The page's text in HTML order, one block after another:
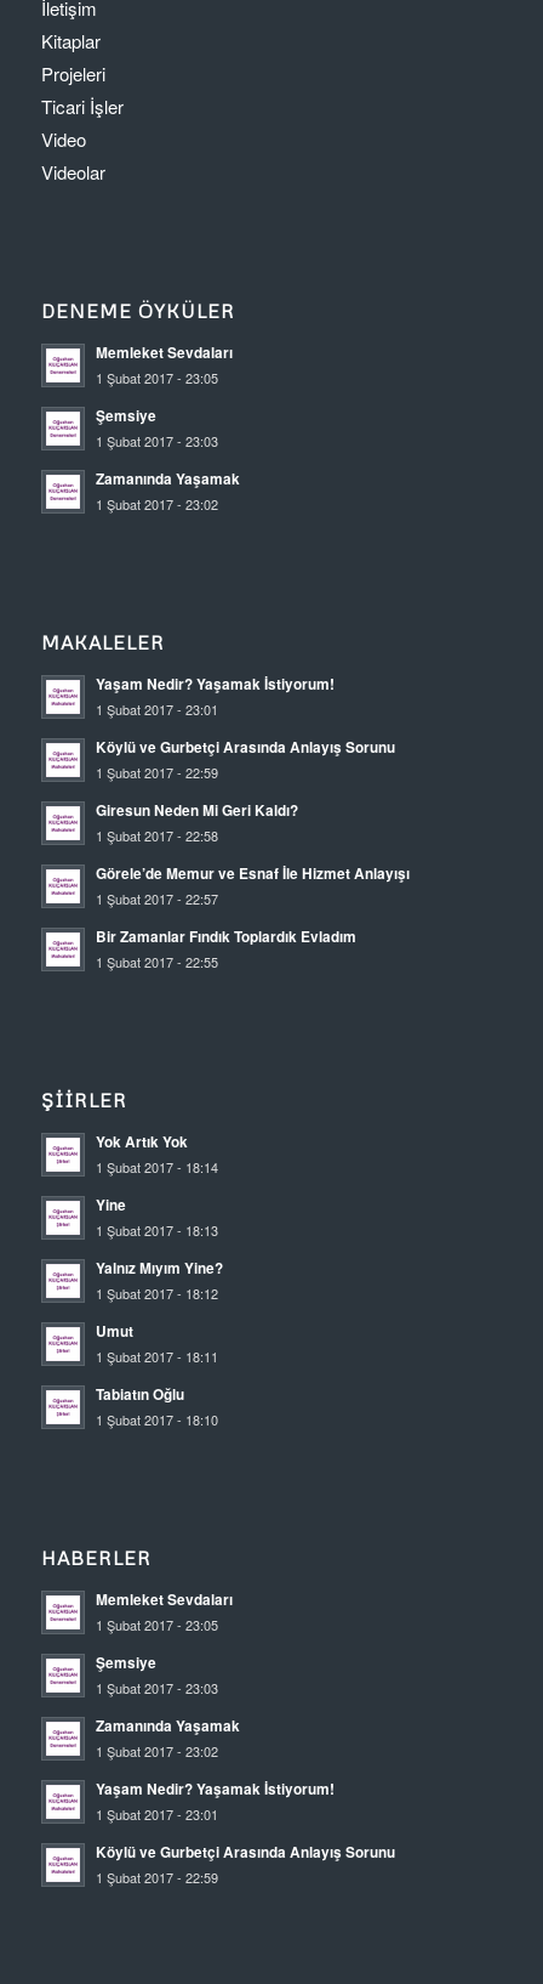
İletişim
Kitaplar
Projeleri
Ticari İşler
Video
Videolar
DENEME ÖYKÜLER
Memleket Sevdaları
1 Şubat 2017 - 23:05
Şemsiye
1 Şubat 2017 - 23:03
Zamanında Yaşamak
1 Şubat 2017 - 23:02
MAKALELER
Yaşam Nedir? Yaşamak İstiyorum!
1 Şubat 2017 - 23:01
Köylü ve Gurbetçi Arasında Anlayış Sorunu
1 Şubat 2017 - 22:59
Giresun Neden Mi Geri Kaldı?
1 Şubat 2017 - 22:58
Görele’de Memur ve Esnaf İle Hizmet Anlayışı
1 Şubat 2017 - 22:57
Bir Zamanlar Fındık Toplardık Evladım
1 Şubat 2017 - 22:55
ŞIIRLER
Yok Artık Yok
1 Şubat 2017 - 18:14
Yine
1 Şubat 2017 - 18:13
Yalnız Mıyım Yine?
1 Şubat 2017 - 18:12
Umut
1 Şubat 2017 - 18:11
Tabiatın Oğlu
1 Şubat 2017 - 18:10
HABERLER
Memleket Sevdaları
1 Şubat 2017 - 23:05
Şemsiye
1 Şubat 2017 - 23:03
Zamanında Yaşamak
1 Şubat 2017 - 23:02
Yaşam Nedir? Yaşamak İstiyorum!
1 Şubat 2017 - 23:01
Köylü ve Gurbetçi Arasında Anlayış Sorunu
1 Şubat 2017 - 22:59